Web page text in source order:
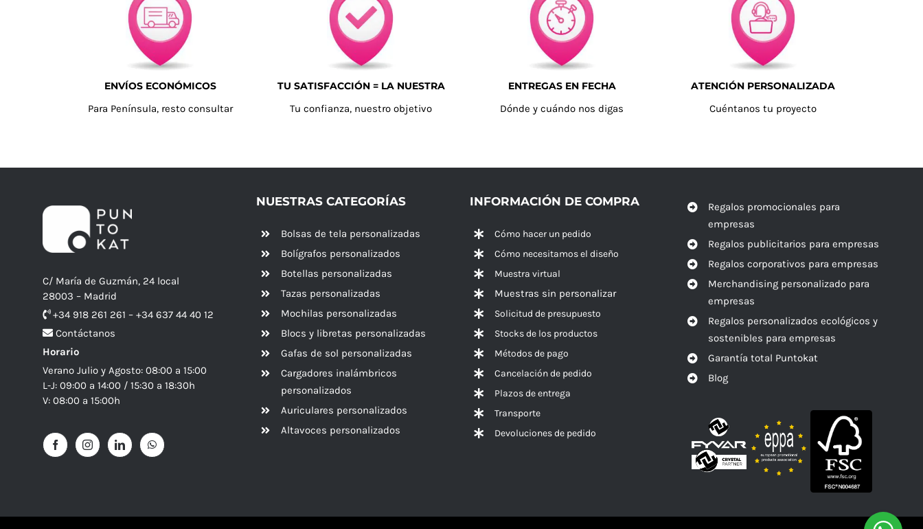
ENVÍOS ECONÓMICOS
Para Península, resto consultar
TU SATISFACCIÓN = LA NUESTRA
Tu confianza, nuestro objetivo
ENTREGAS EN FECHA
Dónde y cuándo nos digas
ATENCIÓN PERSONALIZADA
Cuéntanos tu proyecto
C/ María de Guzmán, 24 local
28003 – Madrid
+34 918 261 261 – +34 637 44 40 12
Contáctanos
Horario
Verano Julio y Agosto: 08:00 a 15:00
L-J: 09:00 a 14:00 / 15:30 a 18:30h
V: 08:00 a 15:00h
NUESTRAS CATEGORÍAS
Bolsas de tela personalizadas
Bolígrafos personalizados
Botellas personalizadas
Tazas personalizadas
Mochilas personalizadas
Blocs y libretas personalizadas
Gafas de sol personalizadas
Cargadores inalámbricos
personalizados
Auriculares personalizados
Altavoces personalizados
INFORMACIÓN DE COMPRA
Cómo hacer un pedido
Cómo necesitamos el diseño
Muestra virtual
Muestras sin personalizar
Solicitud de presupuesto
Stocks de los productos
Métodos de pago
Cancelación de pedido
Plazos de entrega
Transporte
Devoluciones de pedido
Regalos promocionales para
empresas
Regalos publicitarios para empresas
Regalos corporativos para empresas
Merchandising personalizado para
empresas
Regalos personalizados ecológicos y
sostenibles para empresas
Garantía total Puntokat
Blog